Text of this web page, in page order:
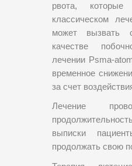
рвота,
классическом
может вызвать
качестве
лечении Psma-
временное
за счет
Лечение
выписки
продолжать свою